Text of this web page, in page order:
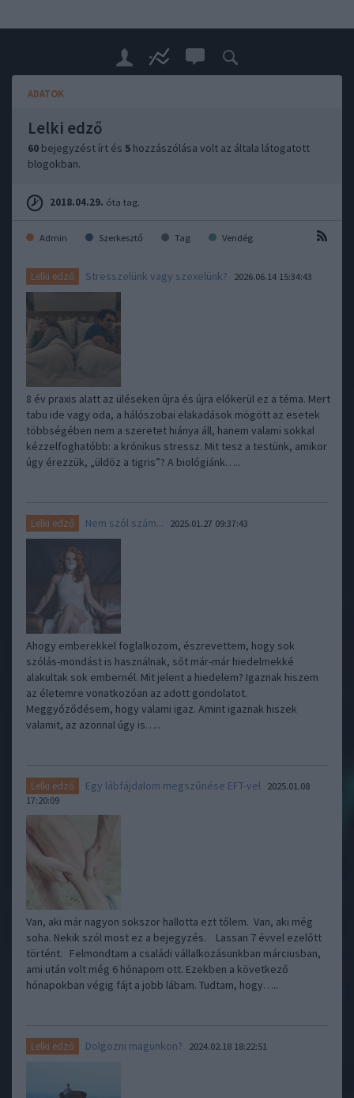
ADATOK
Lelki edző
60 bejegyzést írt és 5 hozzászólása volt az általa látogatott
blogokban.
2018.04.29. óta tag.
Admin Szerkesztő Tag Vendég
Lelki edző Stresszelünk vagy szexelünk? 2026.06.14 15:34:43
8 év praxis alatt az üléseken újra és újra előkerül ez a téma. Mert
tabu ide vagy oda, a hálószobai elakadások mögött az esetek
többségében nem a szeretet hiánya áll, hanem valami sokkal
kézzelfoghatóbb: a krónikus stressz. Mit tesz a testünk, amikor
úgy érezzük, „üldöz a tigris”? A biológiánk…..
Lelki edző Nem szól szám... 2025.01.27 09:37:43
Ahogy emberekkel foglalkozom, észrevettem, hogy sok
szólás-mondást is használnak, sőt már-már hiedelmekké
alakultak sok embernél. Mit jelent a hiedelem? Igaznak hiszem
az életemre vonatkozóan az adott gondolatot.
Meggyőződésem, hogy valami igaz. Amint igaznak hiszek
valamit, az azonnal úgy is…..
Lelki edző Egy lábfájdalom megszűnése EFT-vel 2025.01.08
17:20:09
Van, aki már nagyon sokszor hallotta ezt tőlem. Van, aki még
soha. Nekik szól most ez a bejegyzés. Lassan 7 évvel ezelőtt
történt. Felmondtam a családi vállalkozásunkban márciusban,
ami után volt még 6 hónapom ott. Ezekben a következő
hónapokban végig fájt a jobb lábam. Tudtam, hogy…..
Lelki edző Dolgozni magunkon? 2024.02.18 18:22:51